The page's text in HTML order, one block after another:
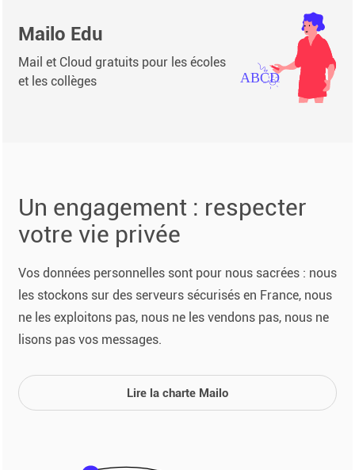
Mailo Edu
Mail et Cloud gratuits pour les écoles
et les collèges
Un engagement : respecter
votre vie privée
Vos données personnelles sont pour nous sacrées : nous
les stockons sur des serveurs sécurisés en France, nous
ne les exploitons pas, nous ne les vendons pas, nous ne
lisons pas vos messages.
Lire la charte Mailo